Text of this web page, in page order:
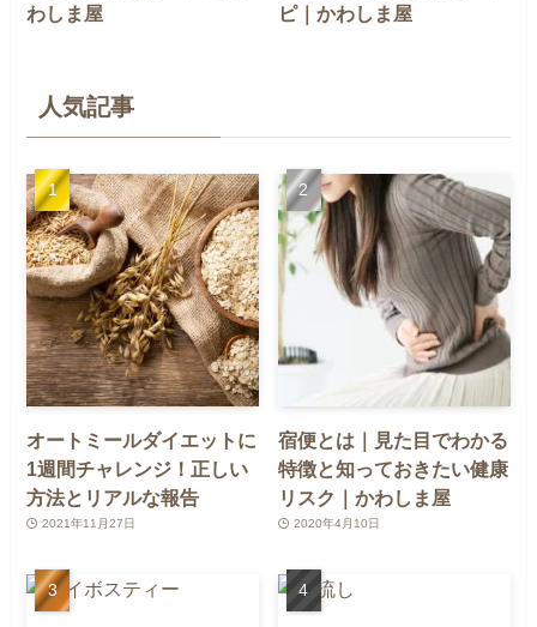
わしま屋
ピ｜かわしま屋
人気記事
オートミールダイエットに
1週間チャレンジ！正しい
方法とリアルな報告
2021年11月27日
宿便とは｜見た目でわかる
特徴と知っておきたい健康
リスク｜かわしま屋
2020年4月10日